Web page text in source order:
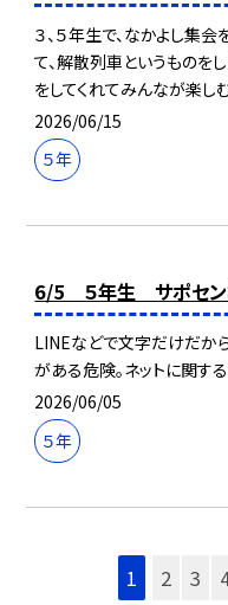
３、５年生で、なかよし集
て、解散列車というものを
をしてくれてみんなが楽し
2026/06/15
５年
6/5 ５年生 サポセン
LINEなどで文字だけだか
がある危険。ネットに関す
2026/06/05
５年
1 2 3